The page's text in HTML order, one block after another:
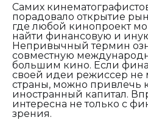
Самих
порадовало открытие
где любой кинопроект
найти финансовую и
Непривычный термин
совместную
большим кино. Если
своей идеи режиссер не
страны, можно привлечь
иностранный капитал.
интересна не только с
зрения.